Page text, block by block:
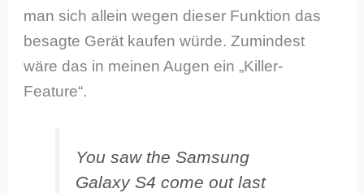
man sich allein wegen dieser Funktion das
besagte Gerät kaufen würde. Zumindest
wäre das in meinen Augen ein „Killer-
Feature“.
You saw the Samsung
Galaxy S4 come out last